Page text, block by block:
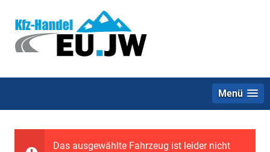
Menü
Das ausgewählte Fahrzeug ist leider nicht